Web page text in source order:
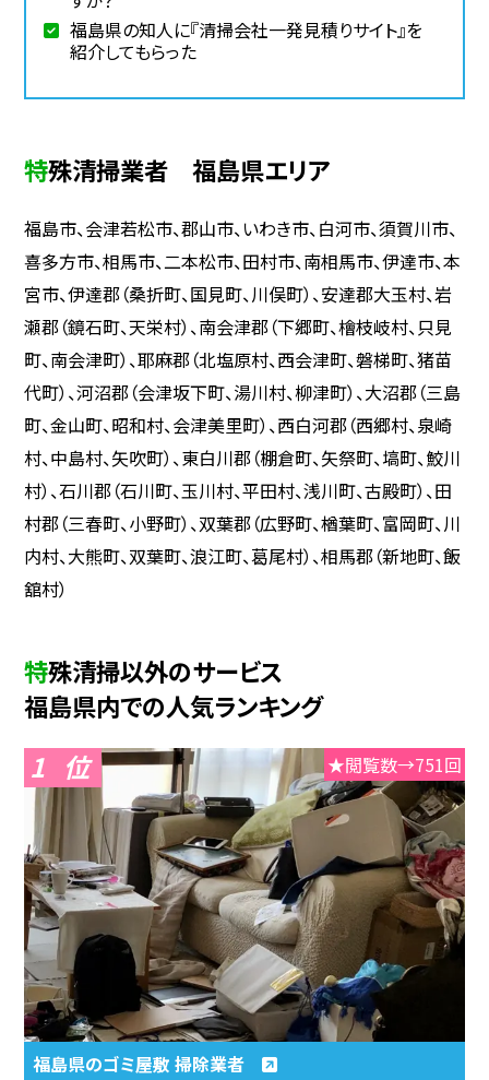
福島県の知人に『清掃会社一発見積りサイト』を
紹介してもらった
特殊清掃業者 福島県エリア
福島市、会津若松市、郡山市、いわき市、白河市、須賀川市、
喜多方市、相馬市、二本松市、田村市、南相馬市、伊達市、本
宮市、伊達郡（桑折町、国見町、川俣町）、安達郡大玉村、岩
瀬郡（鏡石町、天栄村）、南会津郡（下郷町、檜枝岐村、只見
町、南会津町）、耶麻郡（北塩原村、西会津町、磐梯町、猪苗
代町）、河沼郡（会津坂下町、湯川村、柳津町）、大沼郡（三島
町、金山町、昭和村、会津美里町）、西白河郡（西郷村、泉崎
村、中島村、矢吹町）、東白川郡（棚倉町、矢祭町、塙町、鮫川
村）、石川郡（石川町、玉川村、平田村、浅川町、古殿町）、田
村郡（三春町、小野町）、双葉郡（広野町、楢葉町、富岡町、川
内村、大熊町、双葉町、浪江町、葛尾村）、相馬郡（新地町、飯
舘村）
特殊清掃以外のサービス
福島県内での人気ランキング
1 ★閲覧数→751回
福島県のゴミ屋敷 掃除業者